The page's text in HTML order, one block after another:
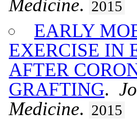
Medicine. 2015
EARLY
EXERCISE IN
AFTER
GRAFTING.
Medicine. 2015